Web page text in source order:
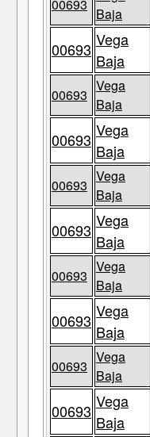
00693
Baja
00693 Vega
Baja
00693
Vega
Baja
00693 Vega
Baja
00693
Vega
Baja
00693 Vega
Baja
00693
Vega
Baja
00693 Vega
Baja
00693
Vega
Baja
00693 Vega
Baja